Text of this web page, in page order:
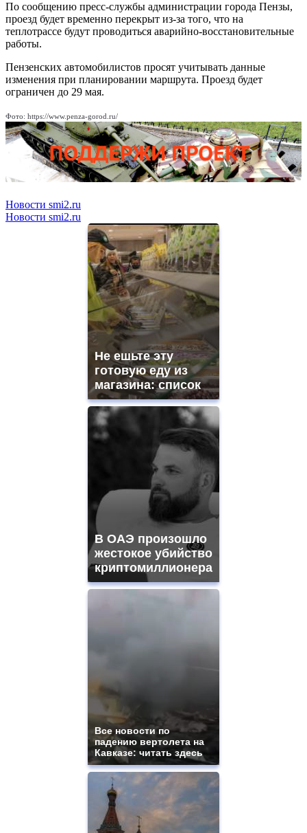
По сообщению пресс-службы администрации города Пензы,
проезд будет временно перекрыт из-за того, что на
теплотрассе будут проводиться аварийно-восстановительные
работы.
Пензенских автомобилистов просят учитывать данные
изменения при планировании маршрута. Проезд будет
ограничен до 29 мая.
Фото: https://www.penza-gorod.ru/
Новости smi2.ru
Новости smi2.ru
Не ешьте эту
готовую еду из
магазина: список
В ОАЭ произошло
жестокое убийство
криптомиллионера
Все новости по
падению вертолета на
Кавказе: читать здесь